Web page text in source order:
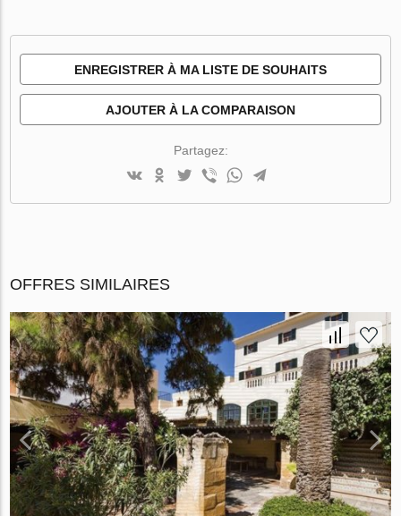
ENREGISTRER À MA LISTE DE SOUHAITS
AJOUTER À LA COMPARAISON
Partagez:
OFFRES SIMILAIRES